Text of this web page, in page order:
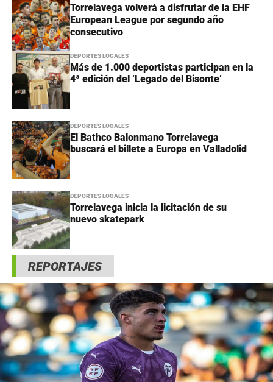
Torrelavega volverá a disfrutar de la EHF
European League por segundo año
consecutivo
DEPORTES LOCALES
Más de 1.000 deportistas participan en la
4ª edición del ‘Legado del Bisonte’
DEPORTES LOCALES
El Bathco Balonmano Torrelavega
buscará el billete a Europa en Valladolid
DEPORTES LOCALES
Torrelavega inicia la licitación de su
nuevo skatepark
REPORTAJES